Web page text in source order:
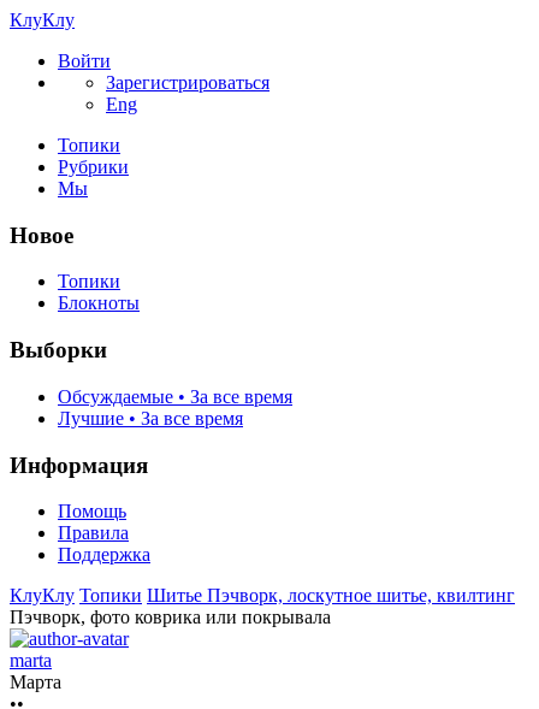
КлуКлу
Войти
Зарегистрироваться
Eng
Топики
Рубрики
Мы
Новое
Топики
Блокноты
Выборки
Обсуждаемые • За все время
Лучшие • За все время
Информация
Помощь
Правила
Поддержка
КлуКлу Топики Шитье Пэчворк, лоскутное шитье, квилтинг
Пэчворк, фото коврика или покрывала
marta
Марта
••